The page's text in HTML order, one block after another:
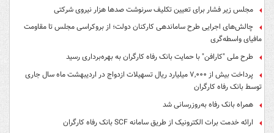
مجلس زیر فشار برای تعیین تکلیف سرنوشت صدها هزار نیروی شرکتی
چالش‌های اجرایی طرح ساماندهی کارکنان دولت؛ از بروکراسی مجلس تا مقاومت
مافیای واسطه‌گری
طرح ملی "کارافن" با حمایت بانک رفاه کارگران به بهره‌برداری رسید
پرداخت بیش از ۷,۰۰۰ میلیارد ریال تسهیلات ازدواج در اردیبهشت ماه سال جاری
توسط بانک رفاه کارگران
همراه بانک رفاه به‌روزرسانی شد
ارائه خدمت برات الکترونیک از طریق سامانه SCF بانک رفاه کارگران